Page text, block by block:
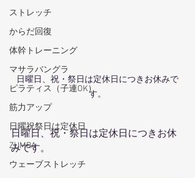
ストレッチ
からだ回復
体幹トレーニング
マサラバングラ
ピラティス（子連OK）
筋力アップ
日曜祝祭日は定休日
ZUMBA
ウェーブストレッチ
日曜日、祝・祭日は定休日につきお休みで
す。
日曜日、祝・祭日は定休日につきお休
みです。